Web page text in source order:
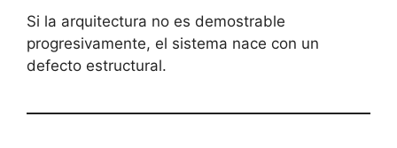
Si la arquitectura no es demostrable
progresivamente, el sistema nace con un
defecto estructural.